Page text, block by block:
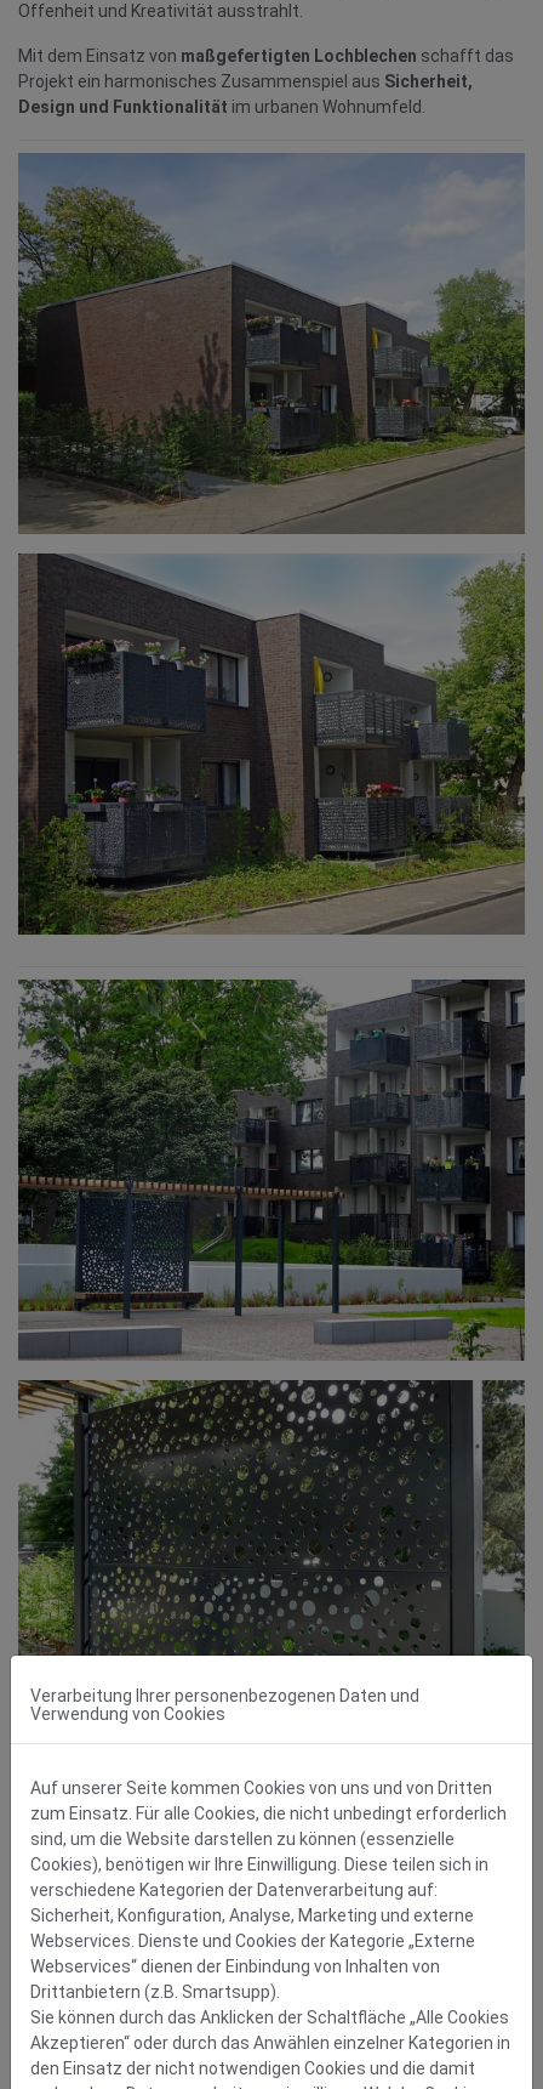
Offenheit und Kreativität ausstrahlt.
Mit dem Einsatz von maßgefertigten Lochblechen schafft das
Projekt ein harmonisches Zusammenspiel aus Sicherheit,
Design und Funktionalität im urbanen Wohnumfeld.
Verarbeitung Ihrer personenbezogenen Daten und
Verwendung von Cookies
Auf unserer Seite kommen Cookies von uns und von Dritten
zum Einsatz. Für alle Cookies, die nicht unbedingt erforderlich
sind, um die Website darstellen zu können (essenzielle
Cookies), benötigen wir Ihre Einwilligung. Diese teilen sich in
verschiedene Kategorien der Datenverarbeitung auf:
Sicherheit, Konfiguration, Analyse, Marketing und externe
Webservices. Dienste und Cookies der Kategorie „Externe
Webservices“ dienen der Einbindung von Inhalten von
Drittanbietern (z.B. Smartsupp).
Sie können durch das Anklicken der Schaltfläche „Alle Cookies
Akzeptieren“ oder durch das Anwählen einzelner Kategorien in
den Einsatz der nicht notwendigen Cookies und die damit